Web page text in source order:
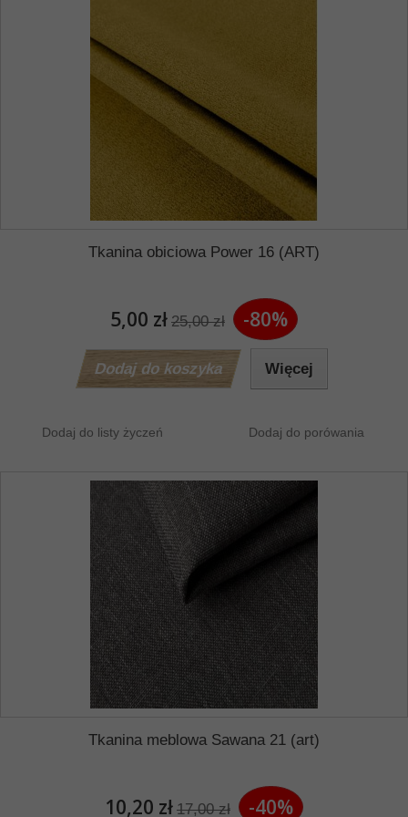
Tkanina obiciowa Power 16 (ART)
5,00 zł 25,00 zł -80%
Dodaj do koszyka Więcej
Dodaj do listy życzeń Dodaj do porówania
Tkanina meblowa Sawana 21 (art)
10,20 zł 17,00 zł -40%